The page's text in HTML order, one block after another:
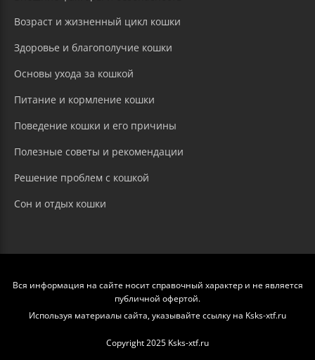
Возраст и жизненный цикл кошки
Здоровье и благополучие кошки
Основы ухода за кошкой
Питание и кормление кошки
Поведение кошки и его причины
Полезные советы и рекомендации
Решение проблем с кошкой
Сон и отдых кошки
Вся информация на сайте носит справочный характер и не является
публичной офертой.
Используя материалы сайта, указывайте ссылку на Ksks-xtf.ru
Copyright 2025 Ksks-xtf.ru